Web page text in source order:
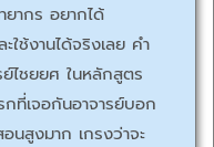
ยากร อยากได้
ใช้งานได้จริงเลย คำ
ไชยยศ ในหลักสูตร
ที่เจอกันอาจารย์บอก
นสูงมาก เกรงว่าจะ